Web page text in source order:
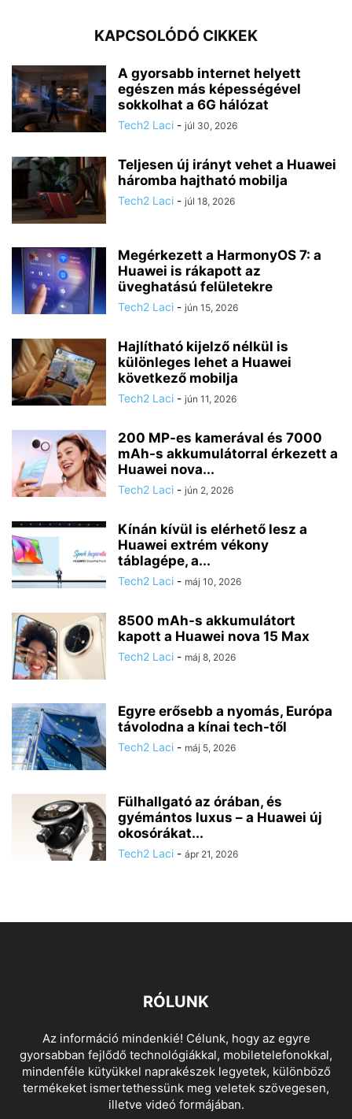
KAPCSOLÓDÓ CIKKEK
A gyorsabb internet helyett
egészen más képességével
sokkolhat a 6G hálózat
Tech2 Laci - júl 30, 2026
Teljesen új irányt vehet a Huawei
háromba hajtható mobilja
Tech2 Laci - júl 18, 2026
Megérkezett a HarmonyOS 7: a
Huawei is rákapott az
üveghatású felületekre
Tech2 Laci - jún 15, 2026
Hajlítható kijelző nélkül is
különleges lehet a Huawei
következő mobilja
Tech2 Laci - jún 11, 2026
200 MP-es kamerával és 7000
mAh-s akkumulátorral érkezett a
Huawei nova...
Tech2 Laci - jún 2, 2026
Kínán kívül is elérhető lesz a
Huawei extrém vékony
táblagépe, a...
Tech2 Laci - máj 10, 2026
8500 mAh-s akkumulátort
kapott a Huawei nova 15 Max
Tech2 Laci - máj 8, 2026
Egyre erősebb a nyomás, Európa
távolodna a kínai tech-től
Tech2 Laci - máj 5, 2026
Fülhallgató az órában, és
gyémántos luxus – a Huawei új
okosórákat...
Tech2 Laci - ápr 21, 2026
RÓLUNK
Az információ mindenkié! Célunk, hogy az egyre
gyorsabban fejlődő technológiákkal, mobiletelefonokkal,
mindenféle kütyükkel naprakészek legyetek, különböző
termékeket ismertethessünk meg veletek szövegesen,
illetve videó formájában.